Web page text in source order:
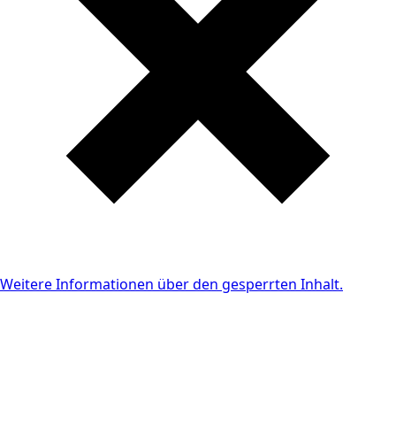
Weitere Informationen über den gesperrten Inhalt.